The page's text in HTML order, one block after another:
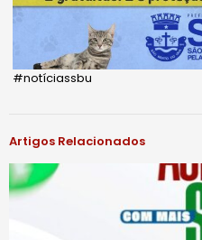
#notíciassbu
Artigos Relacionados